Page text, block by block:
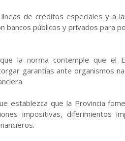
de créditos especiales y a
bancos públicos y privados para
la norma contemple que el
garantías ante organismos
establezca que la Provincia
impositivas, diferimientos